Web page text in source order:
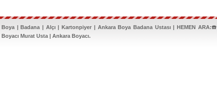
Boya | Badana | Alçı | Kartonpiyer | Ankara Boya Badana Ustası | HEMEN
Boyacı Murat Usta | Ankara Boyacı.